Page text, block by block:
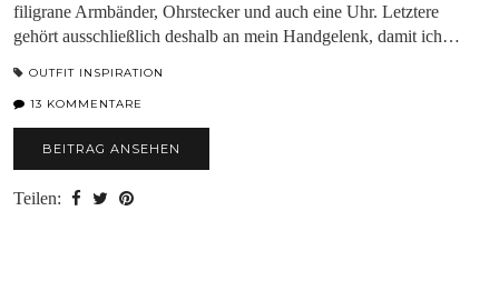
filigrane Armbänder, Ohrstecker und auch eine Uhr. Letztere
gehört ausschließlich deshalb an mein Handgelenk, damit ich…
OUTFIT INSPIRATION
13 KOMMENTARE
BEITRAG ANSEHEN
Teilen: